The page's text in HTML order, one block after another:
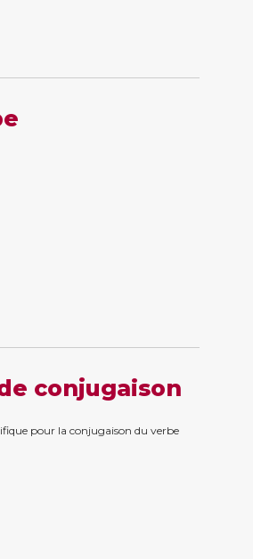
conjugaison
pour la conjugaison du verbe